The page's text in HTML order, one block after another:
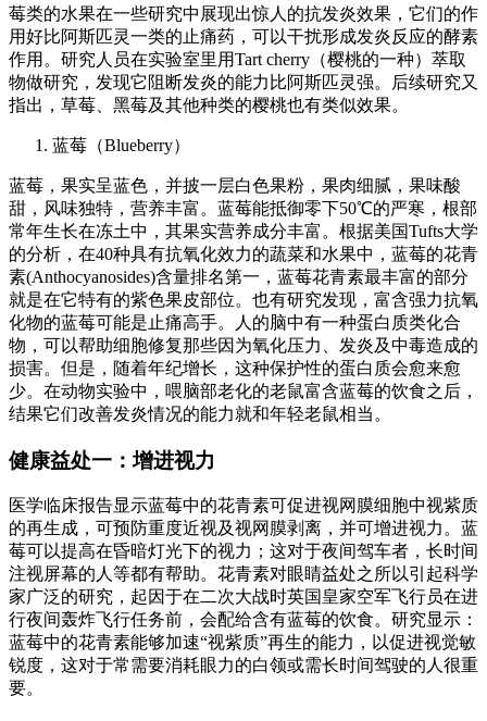
莓类的水果在一些研究中展现出惊人的抗发炎效果，它们的作
用好比阿斯匹灵一类的止痛药，可以干扰形成发炎反应的酵素
作用。研究人员在实验室里用Tart cherry（樱桃的一种）萃取
物做研究，发现它阻断发炎的能力比阿斯匹灵强。后续研究又
指出，草莓、黑莓及其他种类的樱桃也有类似效果。
蓝莓（Blueberry）
蓝莓，果实呈蓝色，并披一层白色果粉，果肉细腻，果味酸
甜，风味独特，营养丰富。蓝莓能抵御零下50℃的严寒，根部
常年生长在冻土中，其果实营养成分丰富。根据美国Tufts大学
的分析，在40种具有抗氧化效力的蔬菜和水果中，蓝莓的花青
素(Anthocyanosides)含量排名第一，蓝莓花青素最丰富的部分
就是在它特有的紫色果皮部位。也有研究发现，富含强力抗氧
化物的蓝莓可能是止痛高手。人的脑中有一种蛋白质类化合
物，可以帮助细胞修复那些因为氧化压力、发炎及中毒造成的
损害。但是，随着年纪增长，这种保护性的蛋白质会愈来愈
少。在动物实验中，喂脑部老化的老鼠富含蓝莓的饮食之后，
结果它们改善发炎情况的能力就和年轻老鼠相当。
健康益处一：增进视力
医学临床报告显示蓝莓中的花青素可促进视网膜细胞中视紫质
的再生成，可预防重度近视及视网膜剥离，并可增进视力。蓝
莓可以提高在昏暗灯光下的视力；这对于夜间驾车者，长时间
注视屏幕的人等都有帮助。花青素对眼睛益处之所以引起科学
家广泛的研究，起因于在二次大战时英国皇家空军飞行员在进
行夜间轰炸飞行任务前，会配给含有蓝莓的饮食。研究显示：
蓝莓中的花青素能够加速“视紫质”再生的能力，以促进视觉敏
锐度，这对于常需要消耗眼力的白领或需长时间驾驶的人很重
要。